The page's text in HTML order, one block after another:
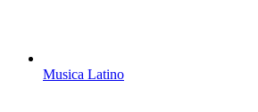
Musica Latino